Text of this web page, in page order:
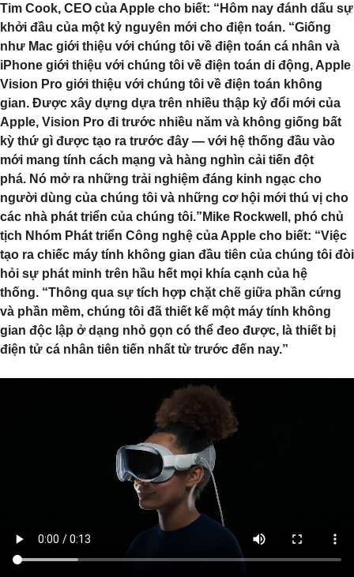
Tim Cook, CEO của Apple cho biết: “Hôm nay đánh dấu sự
khởi đầu của một kỷ nguyên mới cho điện toán. “Giống
như Mac giới thiệu với chúng tôi về điện toán cá nhân và
iPhone giới thiệu với chúng tôi về điện toán di động, Apple
Vision Pro giới thiệu với chúng tôi về điện toán không
gian. Được xây dựng dựa trên nhiều thập kỷ đổi mới của
Apple, Vision Pro đi trước nhiều năm và không giống bất
kỳ thứ gì được tạo ra trước đây — với hệ thống đầu vào
mới mang tính cách mạng và hàng nghìn cải tiến đột
phá. Nó mở ra những trải nghiệm đáng kinh ngạc cho
người dùng của chúng tôi và những cơ hội mới thú vị cho
các nhà phát triển của chúng tôi.”Mike Rockwell, phó chủ
tịch Nhóm Phát triển Công nghệ của Apple cho biết: “Việc
tạo ra chiếc máy tính không gian đầu tiên của chúng tôi đòi
hỏi sự phát minh trên hầu hết mọi khía cạnh của hệ
thống. “Thông qua sự tích hợp chặt chẽ giữa phần cứng
và phần mềm, chúng tôi đã thiết kế một máy tính không
gian độc lập ở dạng nhỏ gọn có thể đeo được, là thiết bị
điện tử cá nhân tiên tiến nhất từ ​​trước đến nay.”